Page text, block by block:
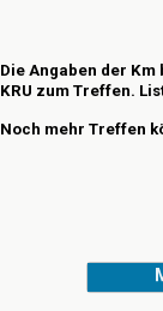
Die Angaben der
KRU zum Treffen.
Noch mehr Treffen